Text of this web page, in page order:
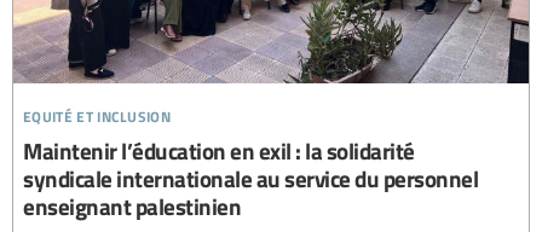
equité et inclusion
Maintenir l’éducation en exil : la solidarité
syndicale internationale au service du personnel
enseignant palestinien